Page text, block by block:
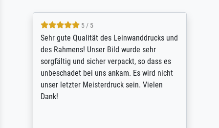
5 / 5
Sehr gute Qualität des Leinwanddrucks und
des Rahmens! Unser Bild wurde sehr
sorgfältig und sicher verpackt, so dass es
unbeschadet bei uns ankam. Es wird nicht
unser letzter Meisterdruck sein. Vielen
Dank!